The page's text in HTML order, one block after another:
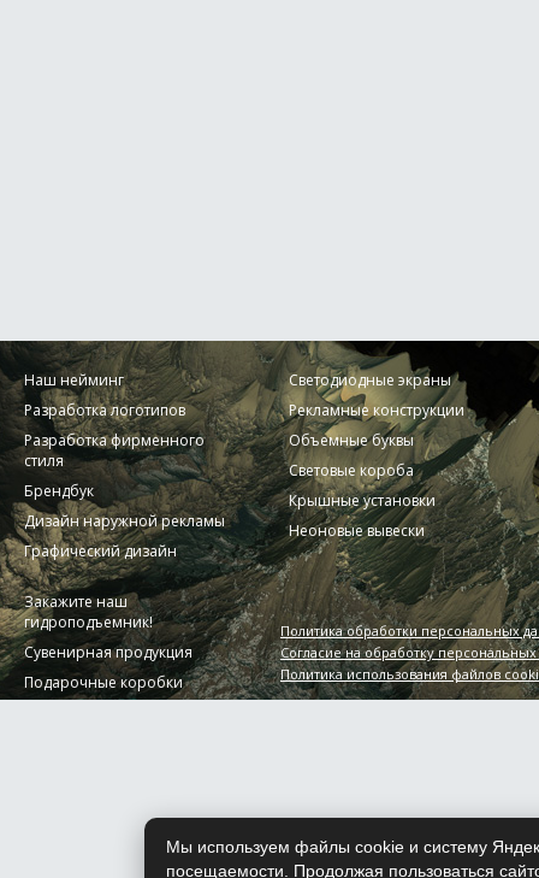
Наш нейминг
Разработка логотипов
Разработка фирменного
стиля
Брендбук
Дизайн наружной рекламы
Графический дизайн
Светодиодные экраны
Рекламные конструкции
Объемные буквы
Световые короба
Крышные установки
Неоновые вывески
Закажите наш
гидроподъемник!
Сувенирная продукция
Подарочные коробки
Политика обработки персональных
Согласие на обработку
Политика использования файлов
Мы используем файлы cookie и систему
посещаемости. Продолжая пользоваться